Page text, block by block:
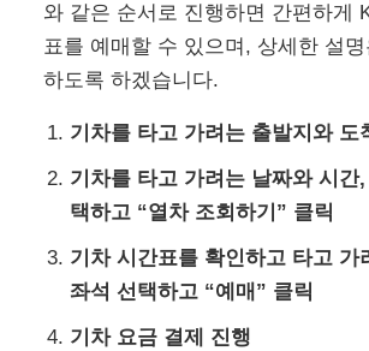
와 같은 순서로 진행하면 간편하게
표를 예매할 수 있으며, 상세한 설명
하도록 하겠습니다.
기차를 타고 가려는 출발지와 도
기차를 타고 가려는 날짜와 시간
택하고 “열차 조회하기” 클릭
기차 시간표를 확인하고 타고 가
좌석 선택하고 “예매” 클릭
기차 요금 결제 진행